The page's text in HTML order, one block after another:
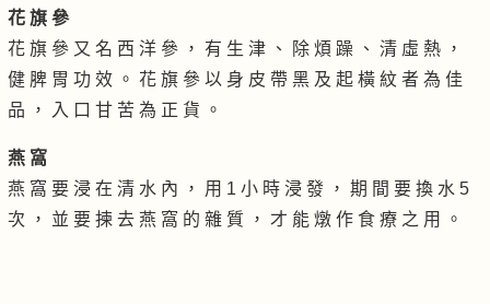
花 旗 參
花 旗 參 又 名 西 洋 參 ， 有 生 津 、 除 煩 躁 、 清 虛 熱 ，
健 脾 胃 功 效 。 花 旗 參 以 身 皮 帶 黑 及 起 橫 紋 者 為 佳
品 ， 入 口 甘 苦 為 正 貨 。
燕 窩
燕 窩 要 浸 在 清 水 內 ， 用 1 小 時 浸 發 ， 期 間 要 換 水 5
次 ， 並 要 揀 去 燕 窩 的 雜 質 ， 才 能 燉 作 食 療 之 用 。